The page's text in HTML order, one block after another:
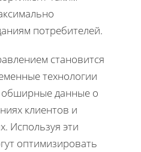
потребителей.
становится
технологии
данные о
клиентов и
Используя эти
оптимизировать